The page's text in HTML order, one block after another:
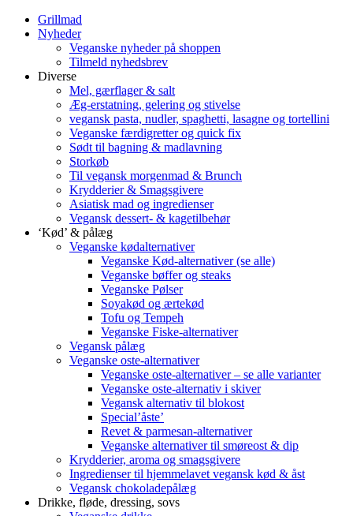
Grillmad
Nyheder
Veganske nyheder på shoppen
Tilmeld nyhedsbrev
Diverse
Mel, gærflager & salt
Æg-erstatning, gelering og stivelse
vegansk pasta, nudler, spaghetti, lasagne og tortellini
Veganske færdigretter og quick fix
Sødt til bagning & madlavning
Storkøb
Til vegansk morgenmad & Brunch
Krydderier & Smagsgivere
Asiatisk mad og ingredienser
Vegansk dessert- & kagetilbehør
‘Kød’ & pålæg
Veganske kødalternativer
Veganske Kød-alternativer (se alle)
Veganske bøffer og steaks
Veganske Pølser
Soyakød og ærtekød
Tofu og Tempeh
Veganske Fiske-alternativer
Vegansk pålæg
Veganske oste-alternativer
Veganske oste-alternativer – se alle varianter
Veganske oste-alternativ i skiver
Vegansk alternativ til blokost
Special’åste’
Revet & parmesan-alternativer
Veganske alternativer til smøreost & dip
Krydderier, aroma og smagsgivere
Ingredienser til hjemmelavet vegansk kød & åst
Vegansk chokoladepålæg
Drikke, fløde, dressing, sovs